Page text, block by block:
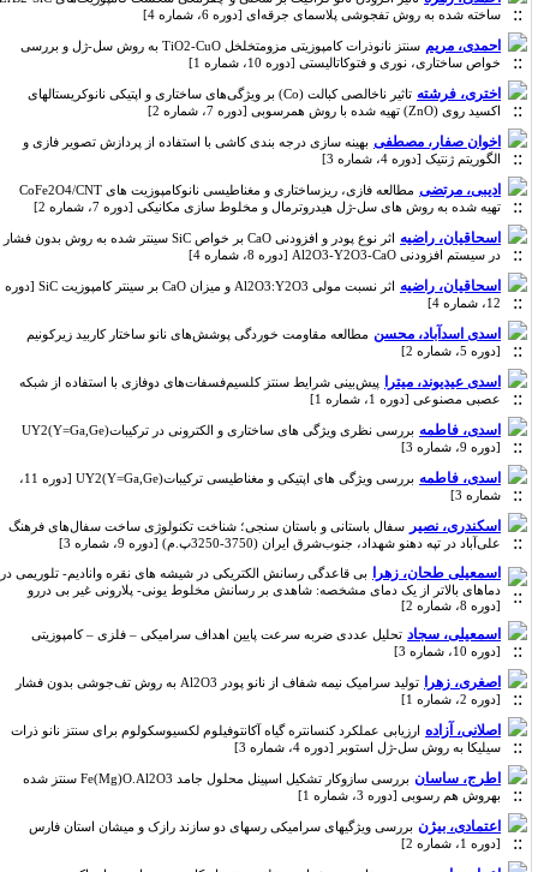
ساخته شده به روش تفجوشی پلاسمای جرقه‌ای [دوره 6، شماره 4]
احمدی، مریم
سنتز نانوذرات کامپوزیتی مزومتخلخل TiO2-CuO به روش سل-ژل و بررسی
خواص ساختاری، نوری و فتوکاتالیستی [دوره 10، شماره 1]
اختری، فرشته
تاثیر ناخالصی کبالت (Co) بر ویژگی‌های ساختاری و اپتیکی نانوکریستالهای
اکسید روی (ZnO) تهیه شده با روش همرسوبی [دوره 7، شماره 2]
اخوان صفار، مصطفی بهینه سازی درجه بندی کاشی با استفاده از پردازش تصویر فازی و
الگوریتم ژنتیک [دوره 4، شماره 3]
ادیبی، مرتضی
مطالعه فازی، ریزساختاری و مغناطیسی نانوکامپوزیت های CoFe2O4/CNT
تهیه شده به روش های سل-ژل هیدروترمال و مخلوط سازی مکانیکی [دوره 7، شماره 2]
اسحاقیان، راضیه
اثر نوع پودر و افزودنی CaO بر خواص SiC سینتر شده به روش بدون فشار
در سیستم افزودنی Al2O3-Y2O3-CaO [دوره 8، شماره 4]
اسحاقیان، راضیه
اثر نسبت مولی Al2O3:Y2O3 و میزان CaO بر سینتر کامپوزیت SiC [دوره
12، شماره 4]
اسدی اسدآباد، محسن مطالعه مقاومت خوردگی پوشش‌های نانو ساختار کاربید زیرکونیم
[دوره 5، شماره 2]
اسدی عیدیوند، میترا
پیش‌بینی شرایط سنتز کلسیم‌فسفات‌های دوفازی با استفاده از شبکه‌
عصبی مصنوعی [دوره 1، شماره 1]
اسدی، فاطمه
بررسی نظری ویژگی های ساختاری و الکترونی در ترکیباتUY2(Y=Ga,Ge)
[دوره 9، شماره 3]
اسدی، فاطمه
بررسی ویژگی های اپتیکی و مغناطیسی ترکیباتUY2(Y=Ga,Ge) [دوره 11،
شماره 3]
اسکندری، نصیر سفال باستانی و باستان سنجی؛ شناخت تکنولوژی ساخت سفال‌های فرهنگ
علی‌آباد در تپه دهنو شهداد، جنوب‌شرق ایران (3750-3250پ.م) [دوره 9، شماره 3]
اسمعیلی طحان، زهرا
بی قاعدگی رسانش الکتریکی در شیشه های نقره وانادیم- تلوریمی در
دماهای بالاتر از یک دمای مشخصه: شاهدی بر رسانش مخلوط یونی- پلارونی غیر بی دررو
[دوره 8، شماره 2]
اسمعیلی، سجاد تحلیل عددی ضربه سرعت پایین اهداف سرامیکی – فلزی – کامپوزیتی
[دوره 10، شماره 3]
اصغری، زهرا
تولید سرامیک نیمه شفاف از نانو پودر Al2O3 به روش تف‌جوشی بدون فشار
[دوره 2، شماره 1]
اصلانی، آزاده ارزیابی عملکرد کنسانتره گیاه آکانتوفیلوم لکسیوسکولوم برای سنتز نانو ذرات
سیلیکا به روش سل-ژل استوبر [دوره 4، شماره 3]
اطرج، ساسان
بررسی سازوکار تشکیل اسپینل محلول جامد Fe(Mg)O.Al2O3 سنتز شده
بهروش هم رسوبی [دوره 3، شماره 1]
اعتمادی، بیژن بررسی ویژگیهای سرامیکی رسهای دو سازند رازک و میشان استان فارس
[دوره 1، شماره 2]